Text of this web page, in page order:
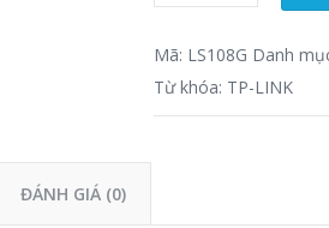
Mã: LS108G Danh
Từ khóa: TP-LINK
ĐÁNH GIÁ (0)